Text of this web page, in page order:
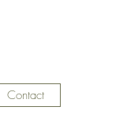
Contact